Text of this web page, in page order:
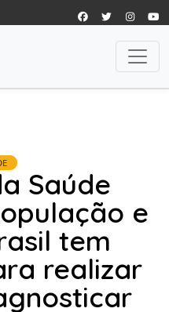
Saúde
e
tem
realizar